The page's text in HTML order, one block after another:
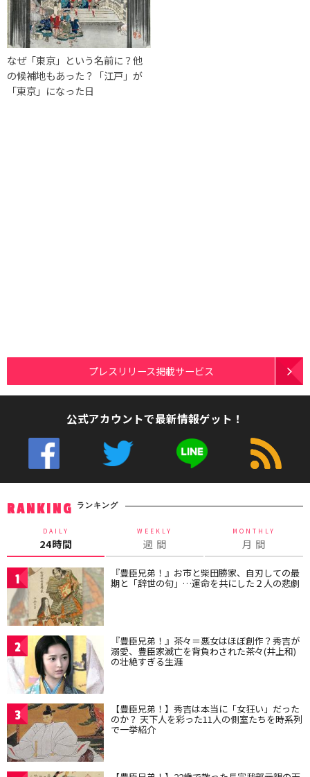
なぜ「東京」という名前に？他
の候補地もあった？「江戸」が
「東京」になった日
プレスリリース掲載サービス
公式アカウントで最新情報ゲット！
RANKING ランキング
DAILY
24時間
WEEKLY
週 間
MONTHLY
月 間
1 『豊臣兄弟！』お市と柴田勝家、自刃しての最
期と「辞世の句」…運命を共にした２人の悲劇
2 『豊臣兄弟！』茶々＝悪女はほぼ創作？秀吉が
溺愛、豊臣家滅亡を背負わされた茶々(井上和)
の壮絶すぎる生涯
3 【豊臣兄弟！】秀吉は本当に「女狂い」だった
のか？ 天下人を彩った11人の側室たちを時系列
で一挙紹介